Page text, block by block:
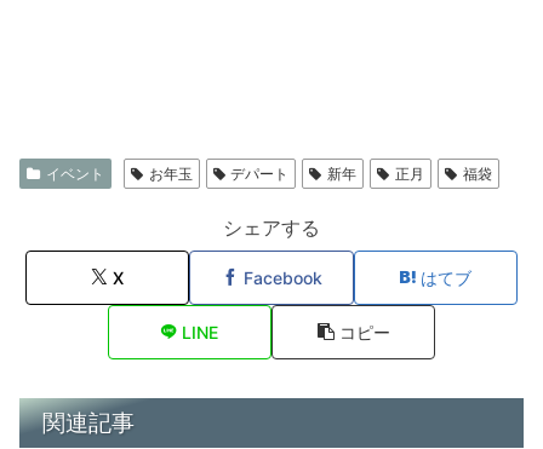
イベント お年玉 デパート 新年 正月 福袋
シェアする
X Facebook はてブ
LINE コピー
関連記事